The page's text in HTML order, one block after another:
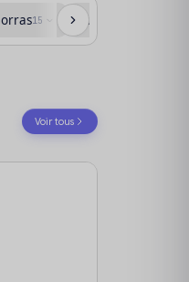
15 Fundas portatil
Voir tous